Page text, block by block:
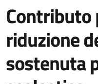
Contributo
riduzione
sostenuta